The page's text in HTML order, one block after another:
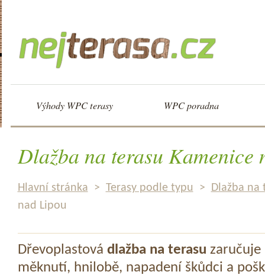
Výhody WPC terasy WPC poradna
Dlažba na terasu Kamenice
Hlavní stránka > Terasy podle typu >
Dlažba na
nad Lipou
Dřevoplastová dlažba na terasu zaručuje
měknutí, hnilobě, napadení škůdci a